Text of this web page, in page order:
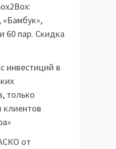
«Бамбук»,
60 пар. Скидка
инвестиций в
только
клиентов
от